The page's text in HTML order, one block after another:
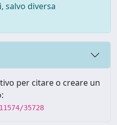
salvo diversa
per citare o creare un
35728